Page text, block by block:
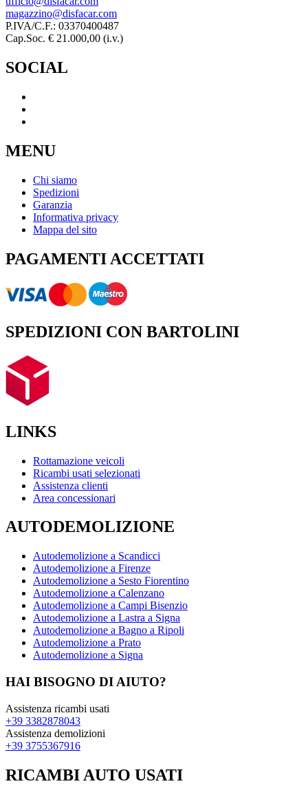
magazzino@disfacar.com
P.IVA/C.F.: 03370400487
Cap.Soc. € 21.000,00 (i.v.)
SOCIAL
MENU
Chi siamo
Spedizioni
Garanzia
Informativa privacy
Mappa del sito
PAGAMENTI ACCETTATI
SPEDIZIONI CON BARTOLINI
LINKS
Rottamazione veicoli
Ricambi usati selezionati
Assistenza clienti
Area concessionari
AUTODEMOLIZIONE
Autodemolizione a Scandicci
Autodemolizione a Firenze
Autodemolizione a Sesto Fiorentino
Autodemolizione a Calenzano
Autodemolizione a Campi Bisenzio
Autodemolizione a Lastra a Signa
Autodemolizione a Bagno a Ripoli
Autodemolizione a Prato
Autodemolizione a Signa
HAI BISOGNO DI AIUTO?
Assistenza ricambi usati
+39 3382878043
Assistenza demolizioni
+39 3755367916
RICAMBI AUTO USATI